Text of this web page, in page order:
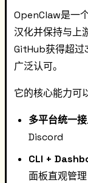
OpenClaw是一
汉化并保持与上
GitHub获得超
广泛认可。
它的核心能力可
多平台统一
Discord
CLI +
面板直观管理